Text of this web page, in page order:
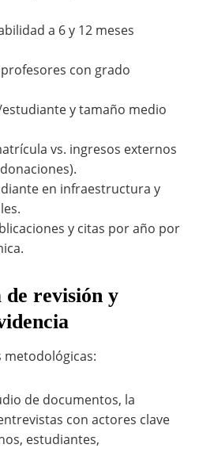
a 6 y 12 meses
con grado
y tamaño medio
vs. ingresos externos
en infraestructura y
y citas por año por
revisión y
metodológicas:
de documentos, la
con actores clave
estudiantes,